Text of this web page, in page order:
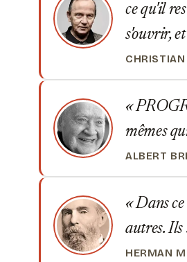
ce qu'il
s'ouvrir,
mêmes
ALBERT
Dans ce
autres. Ils
HERMAN